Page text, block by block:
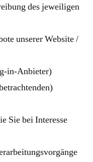
des jeweiligen
unserer Website /
in-Anbieter)
Sie bei Interesse